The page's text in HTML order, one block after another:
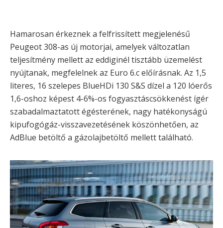
Hamarosan érkeznek a felfrissített megjelenésű
Peugeot 308-as új motorjai, amelyek változatlan
teljesítmény mellett az eddiginél tisztább üzemelést
nyújtanak, megfelelnek az Euro 6.c előírásnak. Az 1,5
literes, 16 szelepes BlueHDi 130 S&S dízel a 120 lóerős
1,6-oshoz képest 4-6%-os fogyasztáscsökkenést ígér
szabadalmaztatott égésterének, nagy hatékonyságú
kipufogógáz-visszavezetésének köszönhetően, az
AdBlue betöltő a gázolajbetöltő mellett található.